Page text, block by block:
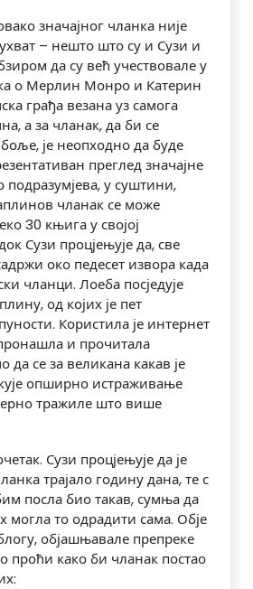
значајног чланка није
– нешто што су и Сузи и
да су већ учествовале у
о Мерлин Монро и Катерин
грађа везана уз самога
а за чланак, да би се
је неопходно да буде
преглед значајне
подразумјева, у суштини,
чланак се може
30 књига у својој
Сузи процјењује да, све
око педесет извора када
чланци. Лоеба посједује
од којих је пет
Користила је интернет
и прочитала
да се за великана какав је
опширно истраживање
тражиле што више
Сузи процјењује да је
трајало годину дана, те с
посла био такав, сумња да
могла то одрадити сама. Обје
објашњавале препреке
проћи како би чланак постао